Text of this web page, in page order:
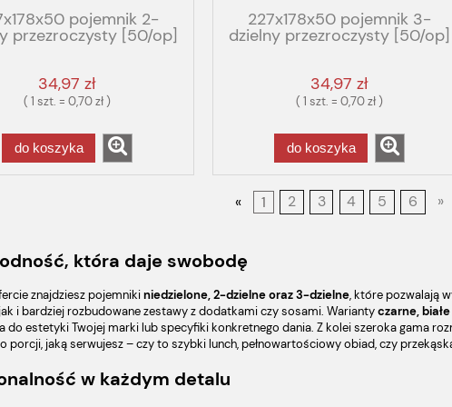
pojemnik 2-
przezroczysty [50/op]
T2/50 SMILE GBOX
34,97 zł
( 1 szt. = 0,70 zł )
do koszyka
227x178x50 pojemnik 3-
dzielny przezroczysty [50/op]
PPG129660 T3/50 GBOX
34,97 zł
( 1 szt. = 0,70 zł )
do koszyka
« 1 2 3 4 5 6 »
która daje swobodę
znajdziesz pojemnikiniedzielone, 2-dzielne oraz 3-dzielne, które pozwalają
i bardziej rozbudowane zestawy z dodatkami czy sosami. Wariantyczarne,
do estetyki Twojej marki lub specyfiki konkretnego dania. Z kolei szeroka gama
porcji, jaką serwujesz – czy to szybki lunch, pełnowartościowy obiad, czy
w każdym detalu